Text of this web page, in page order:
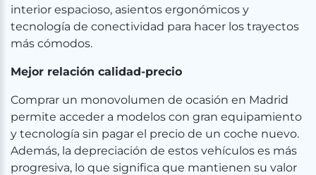
interior espacioso, asientos ergonómicos y
tecnología de conectividad para hacer los trayectos
más cómodos.
Mejor relación calidad-precio
Comprar un monovolumen de ocasión en Madrid
permite acceder a modelos con gran equipamiento
y tecnología sin pagar el precio de un coche nuevo.
Además, la depreciación de estos vehículos es más
progresiva, lo que significa que mantienen su valor